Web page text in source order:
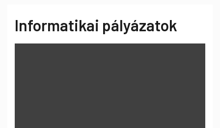
Informatikai pályázatok